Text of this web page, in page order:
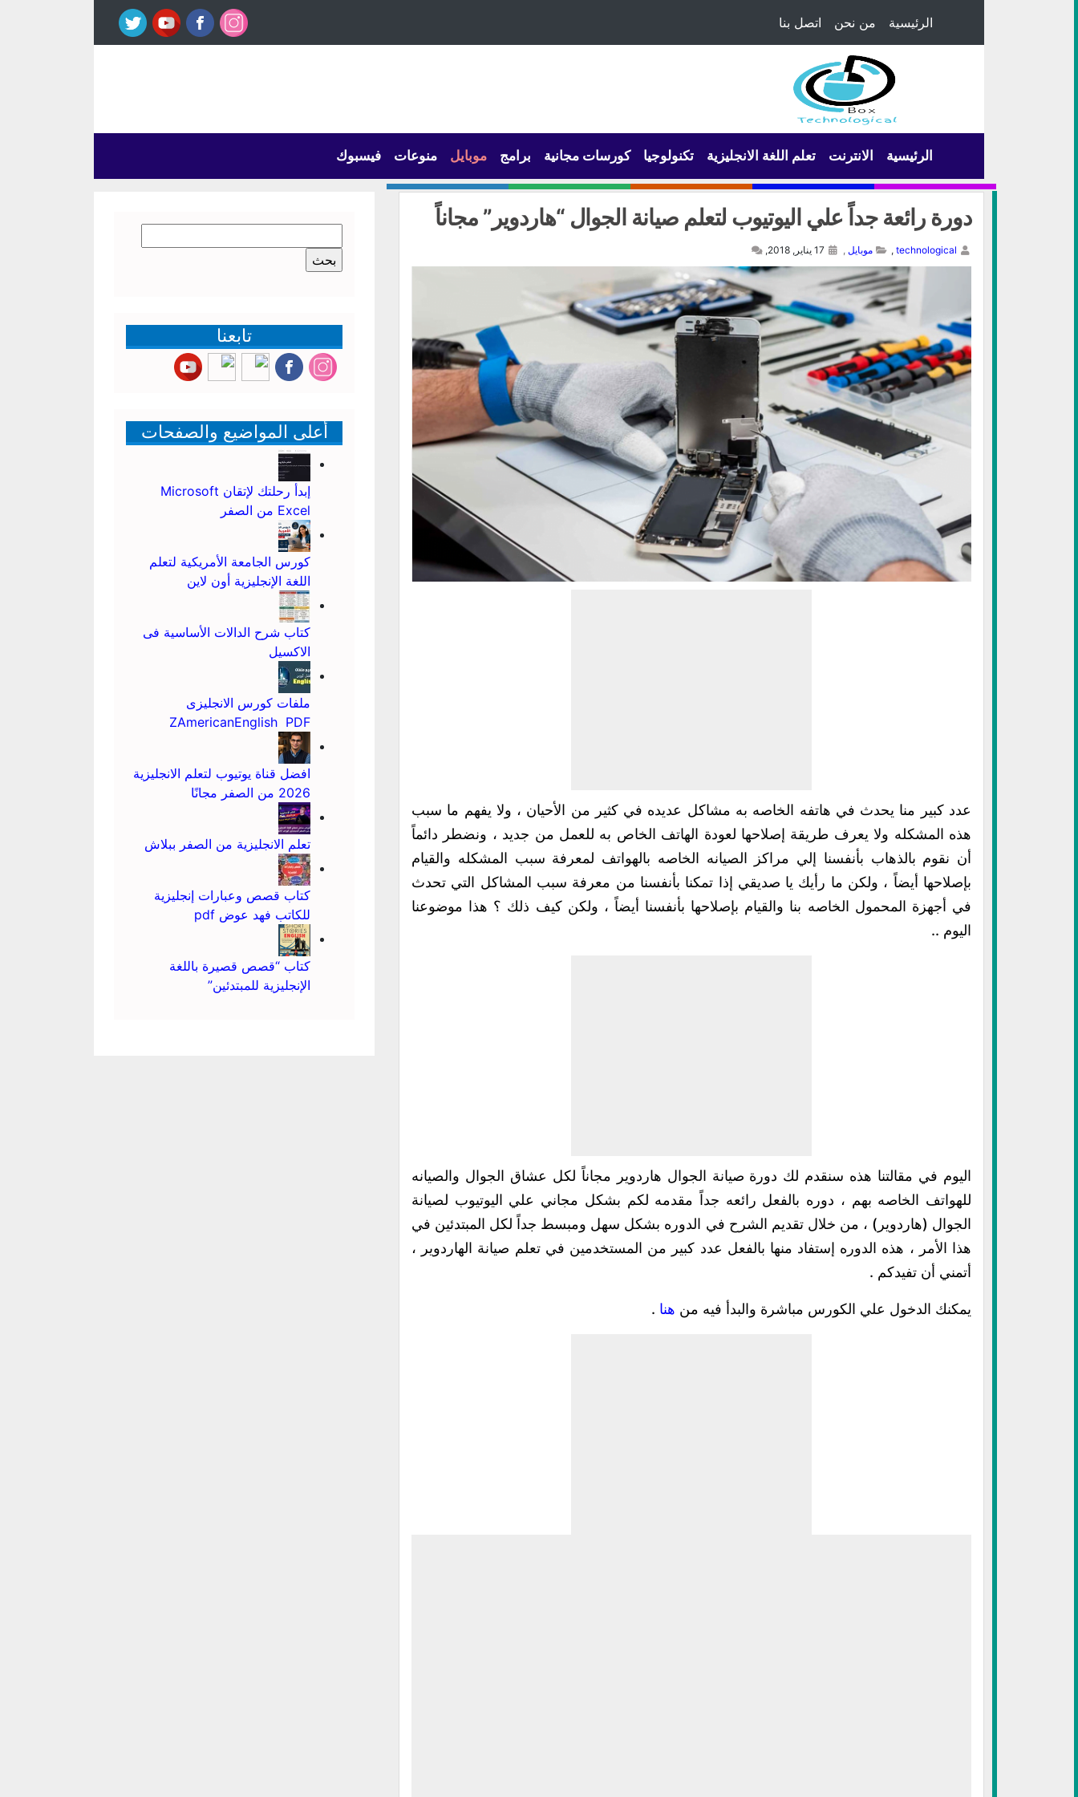
الرئيسية من نحن اتصل بنا
الرئيسية الانترنت تعلم اللغة الانجليزية تكنولوجيا كورسات مجانية برامج موبايل منوعات فيسبوك
دورة رائعة جداً علي اليوتيوب لتعلم صيانة الجوال “هاردوير” مجاناً
technological
, موبايل ,
عدد كبير منا يحدث في هاتفه الخاصه به مشاكل عديده في كثير من الأحيان ، ولا يفهم ما سبب
هذه المشكله ولا يعرف طريقة إصلاحها لعودة الهاتف الخاص به للعمل من جديد ، ونضطر دائماً
أن نقوم بالذهاب بأنفسنا إلي مراكز الصيانه الخاصه بالهواتف لمعرفة سبب المشكله والقيام
بإصلاحها أيضاً ، ولكن ما رأيك يا صديقي إذا تمكنا بأنفسنا من معرفة سبب المشاكل التي تحدث
في أجهزة المحمول الخاصه بنا والقيام بإصلاحها بأنفسنا أيضاً ، ولكن كيف ذلك ؟ هذا موضوعنا
اليوم ..
اليوم في مقالتنا هذه سنقدم لك دورة صيانة الجوال هاردوير مجاناً لكل عشاق الجوال والصيانه
للهواتف الخاصه بهم ، دوره بالفعل رائعه جداً مقدمه لكم بشكل مجاني علي اليوتيوب لصيانة
الجوال (هاردوير) ، من خلال تقديم الشرح في الدوره بشكل سهل ومبسط جداً لكل المبتدئين في
هذا الأمر ، هذه الدوره إستفاد منها بالفعل عدد كبير من المستخدمين في تعلم صيانة الهاردوير ،
أتمني أن تفيدكم .
يمكنك الدخول علي الكورس مباشرة والبدأ فيه من هنا .
عن:
تابعنا
أعلى المواضيع والصفحات
إبدأ رحلتك لإتقان Microsoft
Excel من الصفر
كورس الجامعة الأمريكية لتعلم
اللغة الإنجليزية أون لاين
كتاب شرح الدالات الأساسية فى
الاكسيل
ملفات كورس الانجليزى
ZAmericanEnglish PDF
افضل قناة يوتيوب لتعلم الانجليزية
2026 من الصفر مجانًا
تعلم الانجليزية من الصفر ببلاش
كتاب قصص وعبارات إنجليزية
للكاتب فهد عوض pdf
كتاب “قصص قصيرة باللغة
الإنجليزية للمبتدئين”